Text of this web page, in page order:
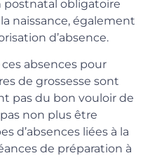
postnatal obligatoire
naissance, également
d’absence.
absences pour
de grossesse sont
pas du bon vouloir de
non plus être
d’absences liées à la
de préparation à